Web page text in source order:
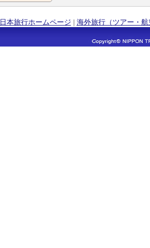
日本旅行ホームページ | 海外旅行（ツアー・航